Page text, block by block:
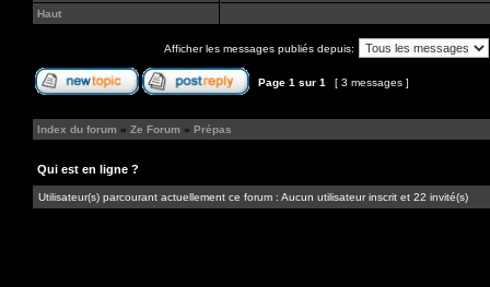
Haut
Afficher les messages publiés depuis:
Page 1 sur 1 [ 3 messages ]
Index du forum » Ze Forum » Prépas
Qui est en ligne ?
Utilisateur(s) parcourant actuellement ce forum : Aucun utilisateur inscrit et 22 invité(s)